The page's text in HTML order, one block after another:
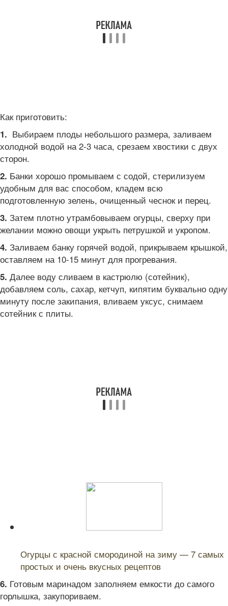
Как приготовить:
1. Выбираем плоды небольшого размера, заливаем
холодной водой на 2-3 часа, срезаем хвостики с двух
сторон.
2. Банки хорошо промываем с содой, стерилизуем
удобным для вас способом, кладем всю
подготовленную зелень, очищенный чеснок и перец.
3. Затем плотно утрамбовываем огурцы, сверху при
желании можно овощи укрыть петрушкой и укропом.
4. Заливаем банку горячей водой, прикрываем крышкой,
оставляем на 10-15 минут для прогревания.
5. Далее воду сливаем в кастрюлю (сотейник),
добавляем соль, сахар, кетчуп, кипятим буквально одну
минуту после закипания, вливаем уксус, снимаем
сотейник с плиты.
Огурцы с красной смородиной на зиму — 7 самых
простых и очень вкусных рецептов
6. Готовым маринадом заполняем емкости до самого
горлышка, закупориваем.